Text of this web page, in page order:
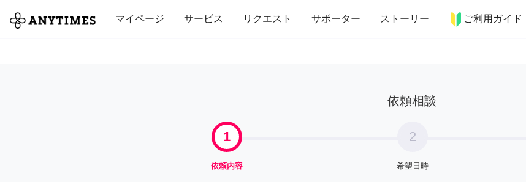
マイページ サービス リクエスト サポーター ストーリー ご利用ガイド
全て 修理・組立 家事 引っ越し インテリア 趣味・習い事 ペット 料理
依頼相談
1
依頼内容
2
希望日時